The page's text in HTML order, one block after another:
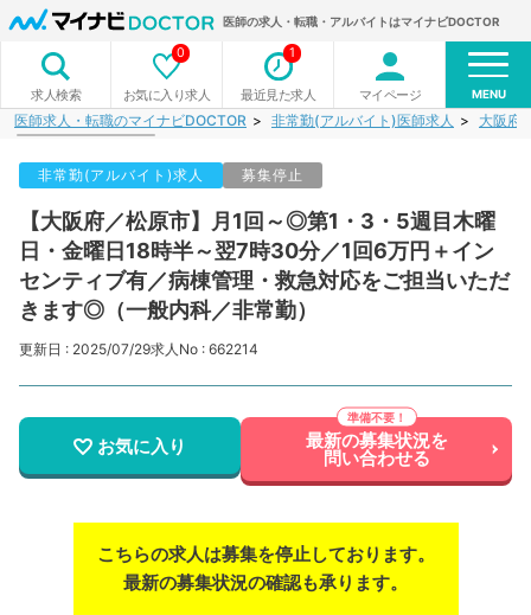
医師の求人・転職・アルバイトはマイナビDOCTOR
求人検索 お気に入り求人
0
最近見た求人
1
マイページ MENU
医師求人・転職のマイナビDOCTOR 非常勤(アルバイト)医師求人 大阪府
非常勤(アルバイト)求人 募集停止
【大阪府／松原市】月1回～◎第1・3・5週目木曜
日・金曜日18時半～翌7時30分／1回6万円＋イン
センティブ有／病棟管理・救急対応をご担当いただ
きます◎（一般内科／非常勤）
更新日 : 2025/07/29求人No : 662214
お気に入り 最新の募集状況を
問い合わせる
こちらの求人は募集を停止しております。
最新の募集状況の確認も承ります。